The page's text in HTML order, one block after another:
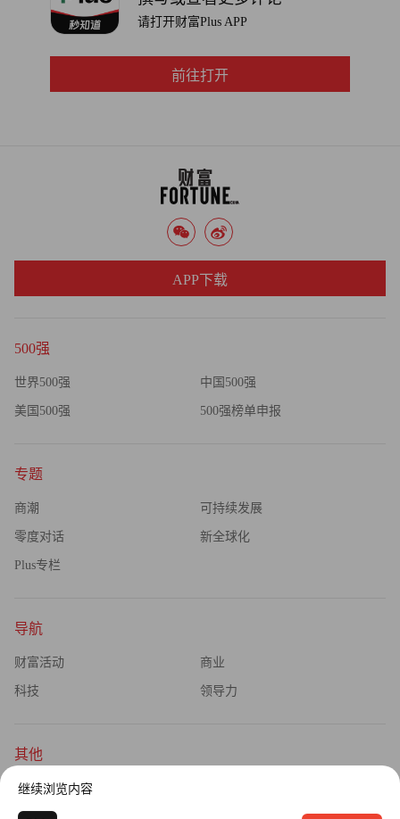
请打开财富Plus APP
前往打开
500强
世界500强 中国500强
美国500强 500强榜单申报
专题
商潮 可持续发展
零度对话 新全球化
Plus专栏
导航
财富活动 商业
科技 领导力
其他
杂志订阅
APP下载
继续浏览内容